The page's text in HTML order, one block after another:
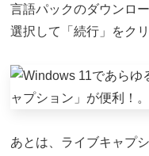
言語パックのダウンロ
選択して「続行」をク
あとは、ライブキャプ